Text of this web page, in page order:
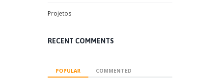
Projetos
RECENT COMMENTS
POPULAR COMMENTED